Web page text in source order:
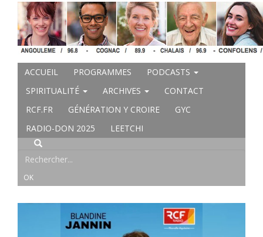
ACCUEIL PROGRAMMES
PODCASTS
SPIRITUALITÉ
ARCHIVES
CONTACT
RCF.FR
GÉNÉRATION Y CROIRE
GYC
RADIO-DON 2025
LEETCHI